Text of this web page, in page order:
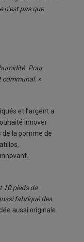
n’est pas que
Pour
communal. »
et l’argent a
innover
de la pomme de
10 pieds de
fabriqué des
aussi originale